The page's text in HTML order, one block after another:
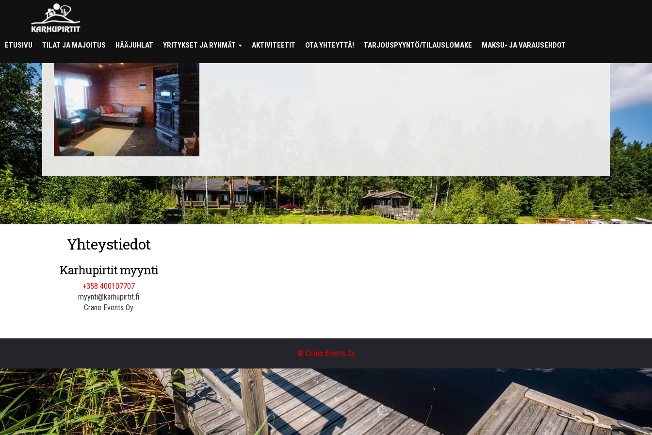
ETUSIVU TILAT JA MAJOITUS HÄÄJUHLAT YRITYKSET JA RYHMÄT AKTIVITEETIT OTA YHTEYTTÄ! TARJOUSPYYNTÖ/TILAUSLOMAKE MAKSU- JA VARAUSEHDOT
takkahuone
Yhteystiedot
Karhupirtit myynti
+358 400107707
myynti@karhupirtit.fi
Crane Events Oy
© Crane Events Oy